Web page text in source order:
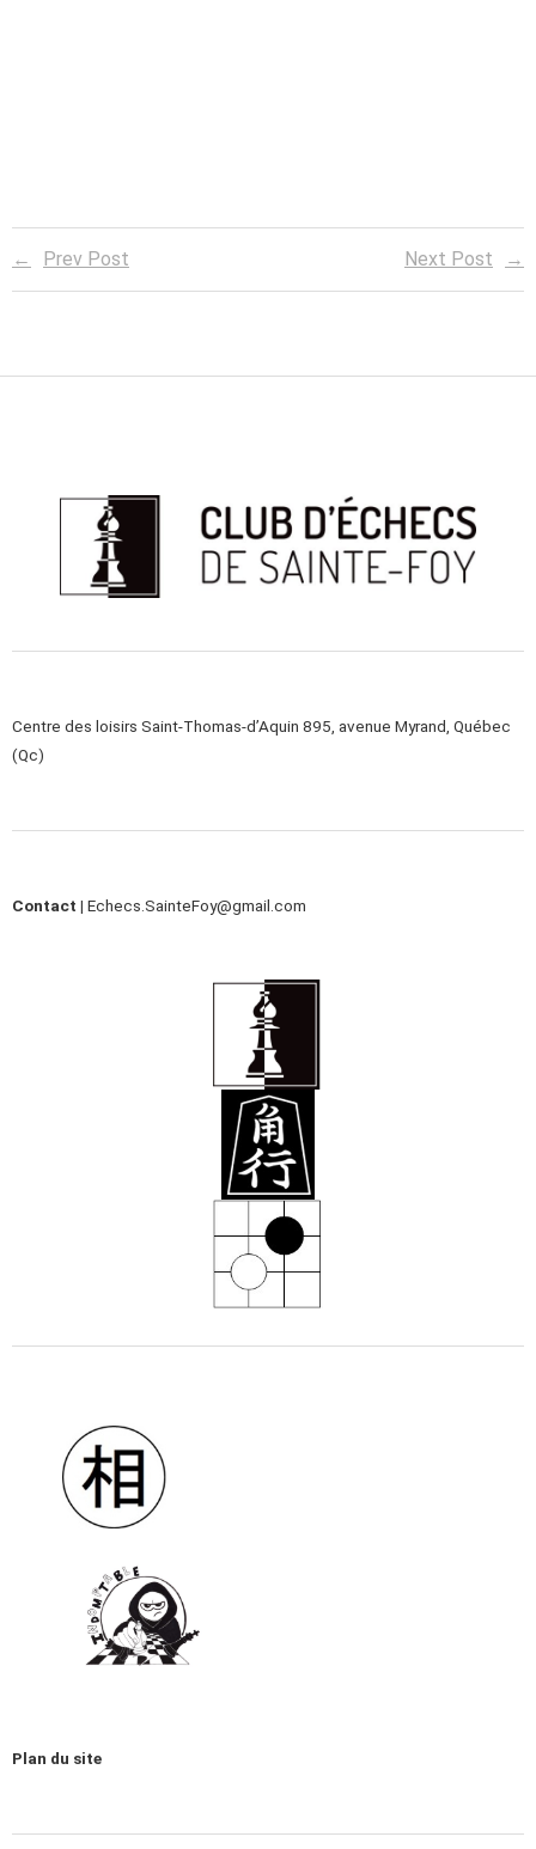
Prev Post Next Post
Centre des loisirs Saint-Thomas-d’Aquin 895, avenue Myrand, Québec
(Qc)
Contact | Echecs.SainteFoy@gmail.com
Plan du site